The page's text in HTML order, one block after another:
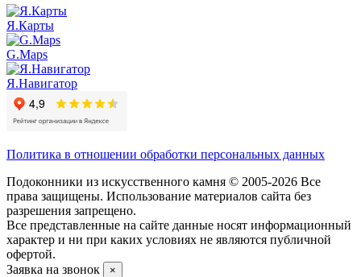
Я.Карты
G.Maps
Я.Навигатор
Политика в отношении обработки персональных данных
Подоконники из искусственного камня © 2005-2026 Все
права защищены. Использование материалов сайта без
разрешения запрещено.
Все представленные на сайте данные носят информационный
характер и ни при каких условиях не являются публичной
офертой.
Заявка на звонок
×